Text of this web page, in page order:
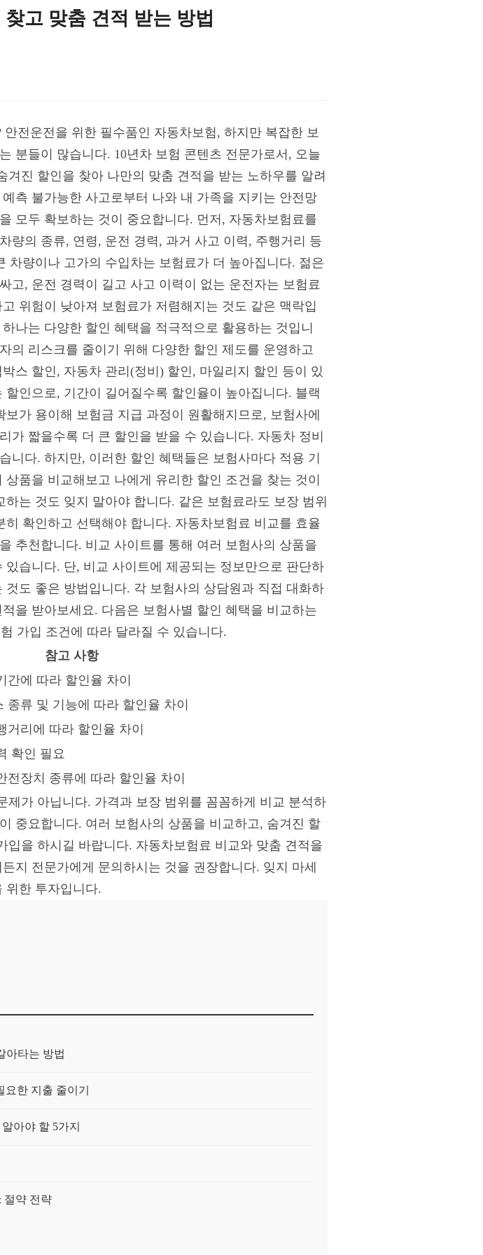
고 맞춤 견적 받는 방법
전운전을 위한 필수품인 자동차보험, 하지만 복잡한 보
분들이 많습니다. 10년차 보험 콘텐츠 전문가로서, 오늘
진 할인을 찾아 나만의 맞춤 견적을 받는 노하우를 알려
측 불가능한 사고로부터 나와 내 가족을 지키는 안전망
모두 확보하는 것이 중요합니다. 먼저, 자동차보험료를
량의 종류, 연령, 운전 경력, 과거 사고 이력, 주행거리 등
량이나 고가의 수입차는 보험료가 더 높아집니다. 젊은
고, 운전 경력이 길고 사고 이력이 없는 운전자는 보험료
위험이 낮아져 보험료가 저렴해지는 것도 같은 맥락입
나는 다양한 할인 혜택을 적극적으로 활용하는 것입니
의 리스크를 줄이기 위해 다양한 할인 제도를 운영하고
스 할인, 자동차 관리(정비) 할인, 마일리지 할인 등이 있
인으로, 기간이 길어질수록 할인율이 높아집니다. 블랙
가 용이해 보험금 지급 과정이 원활해지므로, 보험사에
가 짧을수록 더 큰 할인을 받을 수 있습니다. 자동차 정비
니다. 하지만, 이러한 할인 혜택들은 보험사마다 적용 기
품을 비교해보고 나에게 유리한 할인 조건을 찾는 것이
는 것도 잊지 말아야 합니다. 같은 보험료라도 보장 범위
확인하고 선택해야 합니다. 자동차보험료 비교를 효율
추천합니다. 비교 사이트를 통해 여러 보험사의 상품을
습니다. 단, 비교 사이트에 제공되는 정보만으로 판단하
도 좋은 방법입니다. 각 보험사의 상담원과 직접 대화하
을 받아보세요. 다음은 보험사별 할인 혜택을 비교하는
가입 조건에 따라 달라질 수 있습니다.
참고 사항
간에 따라 할인율 차이
종류 및 기능에 따라 할인율 차이
거리에 따라 할인율 차이
확인 필요
전장치 종류에 따라 할인율 차이
가 아닙니다. 가격과 보장 범위를 꼼꼼하게 비교 분석하
중요합니다. 여러 보험사의 상품을 비교하고, 숨겨진 할
을 하시길 바랍니다. 자동차보험료 비교와 맞춤 견적을
지 전문가에게 문의하시는 것을 권장합니다. 잊지 마세
위한 투자입니다.
아타는 방법
한 지출 줄이기
아야 할 5가지
절약 전략